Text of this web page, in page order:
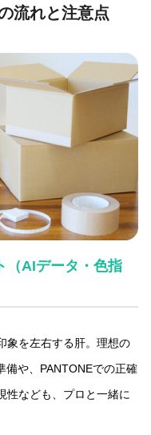
流れと注意点
（AIデータ・色指
象を左右する肝。理想の
備や、PANTONEでの正確
性なども、プロと一緒に